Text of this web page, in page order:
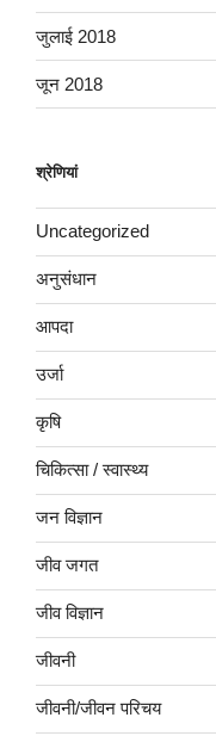
जुलाई 2018
जून 2018
श्रेणियां
Uncategorized
अनुसंधान
आपदा
उर्जा
कृषि
चिकित्सा / स्वास्थ्य
जन विज्ञान
जीव जगत
जीव विज्ञान
जीवनी
जीवनी/जीवन परिचय